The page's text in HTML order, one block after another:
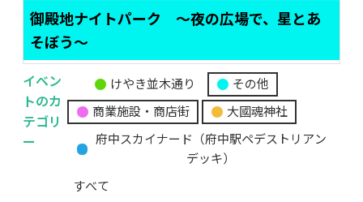
御殿地ナイトパーク ～夜の広場で、星とあ
そぼう～
イベン
トのカ
テゴリ
ー
題
カ
ゴ
けやき並木通り
その他
商業施設・商店街
大國魂神社
府中スカイナード（府中駅ペデストリアン
デッキ）
すべて